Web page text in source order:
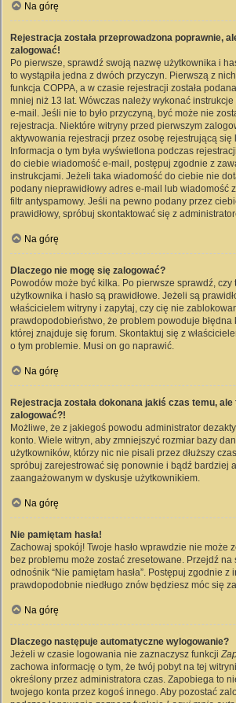
Na górę
Rejestracja została przeprowadzona poprawnie,
zalogować!
Po pierwsze, sprawdź swoją nazwę użytkownika i
to wystąpiła jedna z dwóch przyczyn. Pierwszą z
funkcja COPPA, a w czasie rejestracji została
mniej niż 13 lat. Wówczas należy wykonać instrukcje
e-mail. Jeśli nie to było przyczyną, być może nie
rejestracja. Niektóre witryny przed pierwszym
aktywowania rejestracji przez osobę rejestrującą się
Informacja o tym była wyświetlona podczas
do ciebie wiadomość e-mail, postępuj zgodnie z
instrukcjami. Jeżeli taka wiadomość do ciebie nie
podany nieprawidłowy adres e-mail lub wiadomość
filtr antyspamowy. Jeśli na pewno podany przez
prawidłowy, spróbuj skontaktować się z
Na górę
Dlaczego nie mogę się zalogować?
Powodów może być kilka. Po pierwsze sprawdź, czy
użytkownika i hasło są prawidłowe. Jeżeli są
właścicielem witryny i zapytaj, czy cię nie
prawdopodobieństwo, że problem powoduje błędna
której znajduje się forum. Skontaktuj się z
o tym problemie. Musi on go naprawić.
Na górę
Rejestracja została dokonana jakiś czas temu,
zalogować?!
Możliwe, że z jakiegoś powodu administrator
konto. Wiele witryn, aby zmniejszyć rozmiar bazy
użytkowników, którzy nic nie pisali przez dłuższy
spróbuj zarejestrować się ponownie i bądź bardziej
zaangażowanym w dyskusje użytkownikiem.
Na górę
Nie pamiętam hasła!
Zachowaj spokój! Twoje hasło wprawdzie nie może
bez problemu może zostać zresetowane. Przejdź
odnośnik “Nie pamiętam hasła”. Postępuj zgodnie z
prawdopodobnie niedługo znów będziesz móc się
Na górę
Dlaczego następuje automatyczne wylogowanie?
Jeżeli w czasie logowania nie zaznaczysz funkcji
zachowa informację o tym, że twój pobyt na tej
określony przez administratora czas. Zapobiega to
twojego konta przez kogoś innego. Aby pozostać